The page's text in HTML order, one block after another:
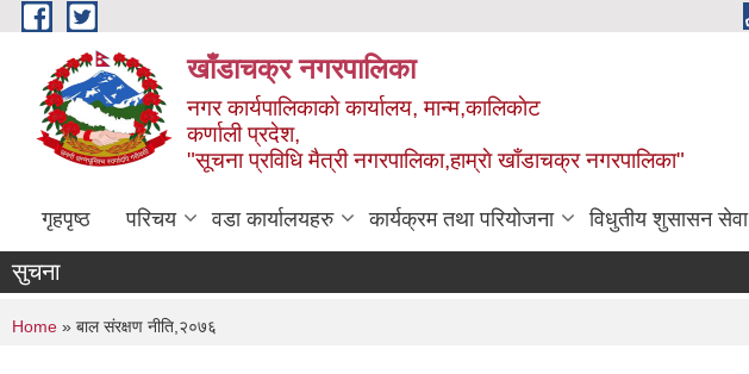
Skip to main content
खाँडाचक्र नगरपालिका
नगर कार्यपालिकाकाे कार्यालय, मान्म,कालिकाेट
क‍र्णाली प्रदेश,
"सूचना प्रविधि मैत्री नगरपालिका,हाम्राे खाँडाचक्र नगरपालिका"
गृहपृष्ठ परिचय वडा कार्यालयहरु कार्यक्रम तथा परियोजना विधुतीय शुसासन सेवा
सुचना
You are here
Home » बाल स‌ंरक्षण नीति,२०७६